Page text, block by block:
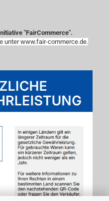
"FairCommerce".
unter www.fair-commerce.de.